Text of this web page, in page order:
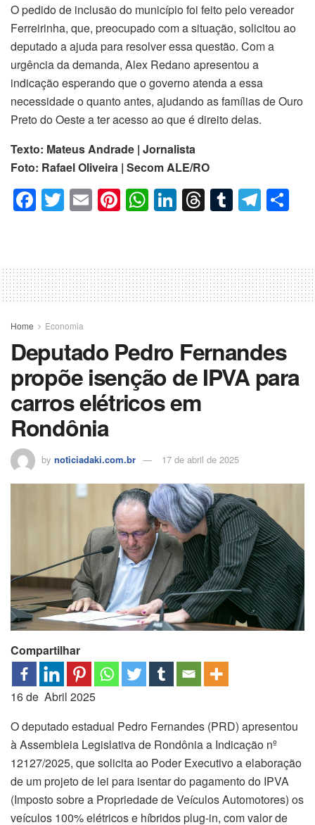
O pedido de inclusão do município foi feito pelo vereador
Ferreirinha, que, preocupado com a situação, solicitou ao
deputado a ajuda para resolver essa questão. Com a
urgência da demanda, Alex Redano apresentou a
indicação esperando que o governo atenda a essa
necessidade o quanto antes, ajudando as famílias de Ouro
Preto do Oeste a ter acesso ao que é direito delas.
Texto: Mateus Andrade | Jornalista
Foto: Rafael Oliveira | Secom ALE/RO
F
a
e
b
o
o
k
T
wi
er
E
m
Pi
nt
e
st
W
h
s
A
p
Li
n
e
dI
n
T
hr
a
d
s
T
u
bl
r
T
el
gr
a
m
p
ar
til
Home Economia
Deputado Pedro Fernandes
propõe isenção de IPVA para
carros elétricos em
Rondônia
by noticiadaki.com.br 17 de abril de 2025
Compartilhar
16 de Abril 2025
O deputado estadual Pedro Fernandes (PRD) apresentou
à Assembleia Legislativa de Rondônia a Indicação nº
12127/2025, que solicita ao Poder Executivo a elaboração
de um projeto de lei para isentar do pagamento do IPVA
(Imposto sobre a Propriedade de Veículos Automotores) os
veículos 100% elétricos e híbridos plug-in, com valor de